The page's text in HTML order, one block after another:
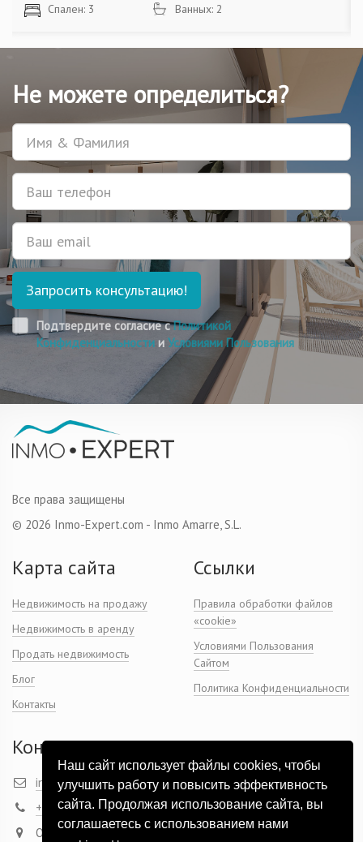
Наш сайт использует файлы cookies, чтобы
улучшить работу и повысить эффективность
сайта. Продолжая использование сайта, вы
соглашаетесь с использованием нами
Спален: 3
Ванных: 2
Не можете определиться?
Имя
Телефон
Email
Запросить консультацию!
Подтвердите согласие сПолитикой
Конфиденциальности и Условиями Пользования
Все права защищены
© 2026 Inmo-Expert.com - Inmo Amarre, S.L.
Карта сайта
Недвижимость на продажу
Недвижимость в аренду
Продать недвижимость
Блог
Контакты
Ссылки
Правила обработки файлов
«cookie»
Условиями Пользования
Сайтом
Политика Конфиденциальности
Контакты
info@inmo-expert.com
+ 34 649 07 95 03
Офис: Marqués de Campos 46, 3-9, Dénia